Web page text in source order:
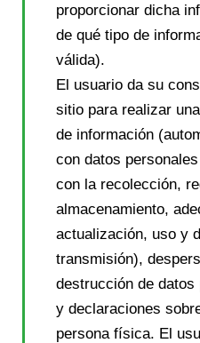
proporcionar dicha
de qué tipo de
válida).
El usuario da su
sitio para realizar
de información
con datos
con la recolección,
almacenamiento,
actualización, uso y
transmisión),
destrucción de
y declaraciones
persona física. El